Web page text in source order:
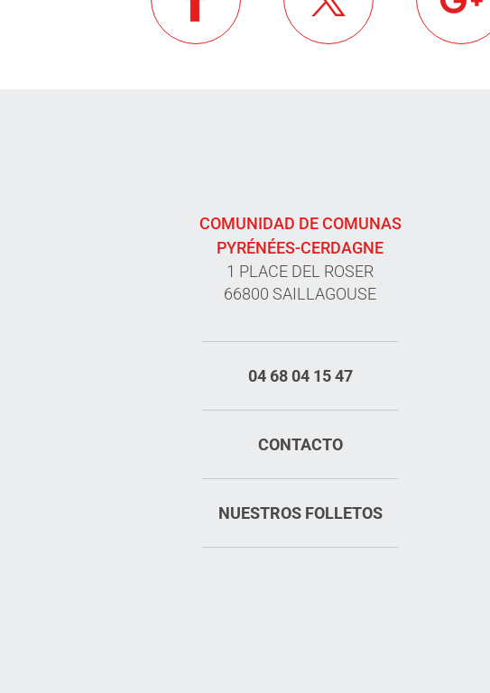
COMUNIDAD DE COMUNAS
PYRÉNÉES-CERDAGNE
1 PLACE DEL ROSER
66800 SAILLAGOUSE
04 68 04 15 47
CONTACTO
NUESTROS FOLLETOS